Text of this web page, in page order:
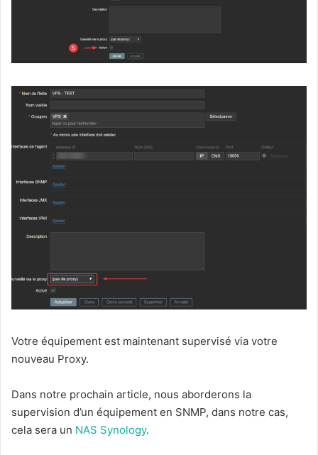
Votre équipement est maintenant supervisé via votre
nouveau Proxy.
Dans notre prochain article, nous aborderons la
supervision d’un équipement en SNMP, dans notre cas,
cela sera un NAS Synology.